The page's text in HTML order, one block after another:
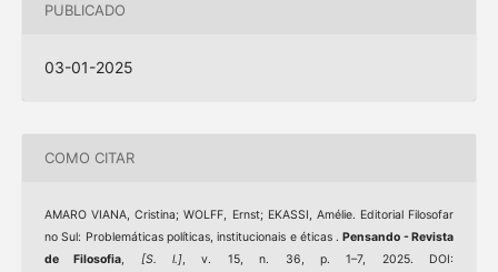
PUBLICADO
03-01-2025
COMO CITAR
AMARO VIANA, Cristina; WOLFF, Ernst; EKASSI, Amélie. Editorial Filosofar
no Sul: Problemáticas políticas, institucionais e éticas .Pensando - Revista
de Filosofia, [S. l.], v. 15, n. 36, p. 1–7, 2025. DOI: